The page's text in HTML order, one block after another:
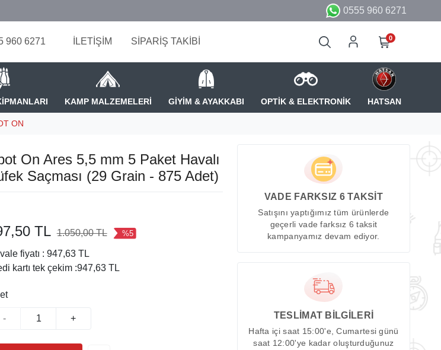
0555 960 6271
960 6271 İLETİŞİM SİPARİŞ TAKİBİ 0
KAMP MALZEMELERİ GİYİM & AYAKKABI OPTİK & ELEKTRONİK HATSAN
ON
On Ares 5,5 mm 5 Paket Havalı
Saçması (29 Grain - 875 Adet)
TL 1.050,00 TL %5
fiyatı : 947,63 TL
kartı tek çekim :947,63 TL
- +
VADE FARKSIZ 6 TAKSİT
Satışını yaptığımız tüm ürünlerde
geçerli vade farksız 6 taksit
kampanyamız devam ediyor.
TESLİMAT BİLGİLERİ
Hafta içi saat 15:00'e, Cumartesi günü
saat 12:00'ye kadar oluşturduğunuz